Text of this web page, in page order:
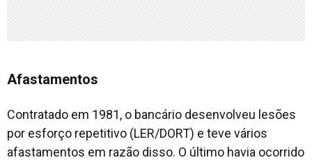
Afastamentos
Contratado em 1981, o bancário desenvolveu lesões
por esforço repetitivo (LER/DORT) e teve vários
afastamentos em razão disso. O último havia ocorrido